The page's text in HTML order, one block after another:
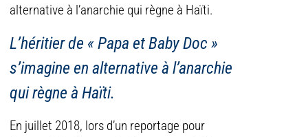
alternative à l’anarchie qui règne à Haïti.
L’héritier de « Papa et Baby Doc »
s’imagine en alternative à l’anarchie
qui règne à Haïti.
En juillet 2018, lors d’un reportage pour